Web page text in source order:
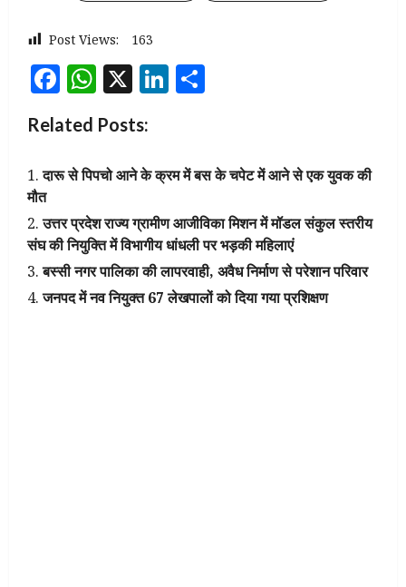
Post Views: 163
Facebook
WhatsApp
X LinkedIn
Related Posts:
दारू से पिपचो आने के क्रम में बस के चपेट में आने से एक युवक की
मौत
उत्तर प्रदेश राज्य ग्रामीण आजीविका मिशन में मॉडल संकुल स्तरीय
संघ की नियुक्ति में विभागीय धांधली पर भड़की महिलाएं
बस्सी नगर पालिका की लापरवाही, अवैध निर्माण से परेशान परिवार
जनपद में नव नियुक्त 67 लेखपालों को दिया गया प्रशिक्षण